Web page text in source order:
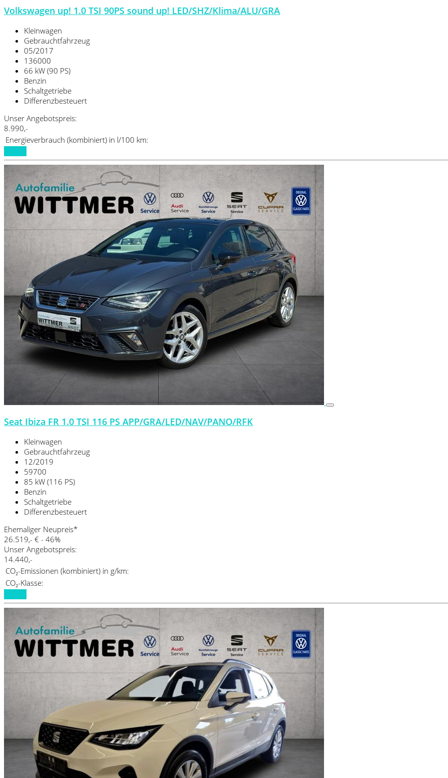
Volkswagen up! 1.0 TSI 90PS sound up! LED/SHZ/Klima/ALU/GRA
Kleinwagen
Gebrauchtfahrzeug
05/2017
136000
66 kW (90 PS)
Benzin
Schaltgetriebe
Differenzbesteuert
Unser Angebotspreis:
8.990,-
Energieverbrauch (kombiniert) in l/100 km:
Seat Ibiza FR 1.0 TSI 116 PS APP/GRA/LED/NAV/PANO/RFK
Kleinwagen
Gebrauchtfahrzeug
12/2019
59700
85 kW (116 PS)
Benzin
Schaltgetriebe
Differenzbesteuert
Ehemaliger Neupreis*
26.519,- € - 46%
Unser Angebotspreis:
14.440,-
CO₂-Emissionen (kombiniert) in g/km:
CO₂-Klasse: